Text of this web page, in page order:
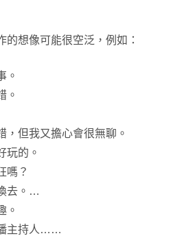
想像可能很空泛，例如：
。
。
，但我又擔心會很無聊。
玩的。
嗎？
去。…
。
主持人……